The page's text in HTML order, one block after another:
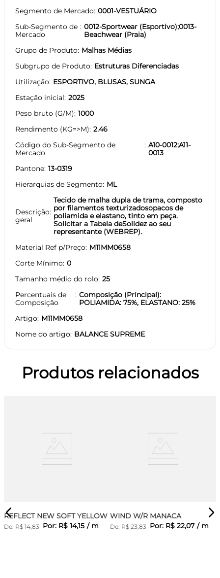
Segmento de Mercado 0001-VESTUÁRIO
Sub-Segmento de
Mercado
0012-Sportwear (Esportivo);0013-
Beachwear (Praia)
Grupo de Produto Malhas Médias
Subgrupo de Produto Estruturas Diferenciadas
Utilização ESPORTIVO, BLUSAS, SUNGA
Estação inicial 2025
Peso bruto (G/M) 1000
Rendimento (KG=>M) 2.46
Código do Sub-Segmento de
Mercado
A10-0012;A11-
0013
Pantone 13-0319
Hierarquias de Segmento ML
Descrição
geral
Tecido de malha dupla de trama, composto
por filamentos texturizadosopacos de
poliamida e elastano, tinto em peça.
Solicitar a Tabela deSolidez ao seu
representante (WEBREP).
Material Ref p/Preço M11MM0658
Corte Mínimo 0
Tamanho médio do rolo 25
Percentuais de
Composição
Composição (Principal):
POLIAMIDA: 75%, ELASTANO: 25%
Artigo M11MM0658
Nome do artigo BALANCE SUPREME
Produtos relacionados
REFLECT NEW SOFT YELLOW
De:R$ 14,83 Por: R$ 14,15 / m
WIND W/R MANACA
De:R$ 23,83 Por: R$ 22,07 / m